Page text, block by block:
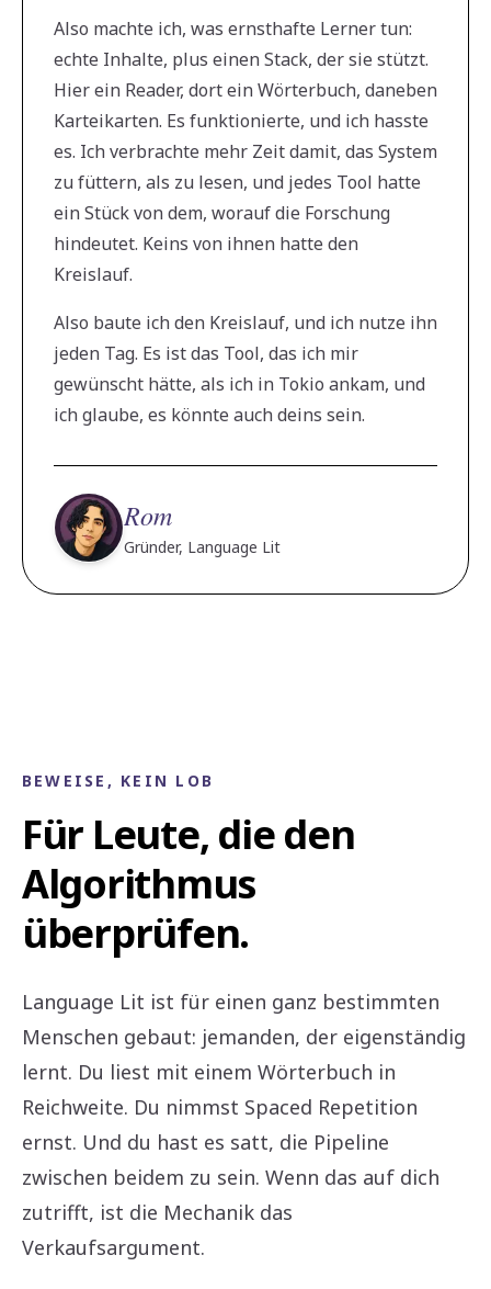
Also machte ich, was ernsthafte Lerner tun:
echte Inhalte, plus einen Stack, der sie stützt.
Hier ein Reader, dort ein Wörterbuch, daneben
Karteikarten. Es funktionierte, und ich hasste
es. Ich verbrachte mehr Zeit damit, das System
zu füttern, als zu lesen, und jedes Tool hatte
ein Stück von dem, worauf die Forschung
hindeutet. Keins von ihnen hatte den
Kreislauf.
Also baute ich den Kreislauf, und ich nutze ihn
jeden Tag. Es ist das Tool, das ich mir
gewünscht hätte, als ich in Tokio ankam, und
ich glaube, es könnte auch deins sein.
Rom
Gründer, Language Lit
BEWEISE, KEIN LOB
Für Leute, die den
Algorithmus
überprüfen.
Language Lit ist für einen ganz bestimmten
Menschen gebaut: jemanden, der eigenständig
lernt. Du liest mit einem Wörterbuch in
Reichweite. Du nimmst Spaced Repetition
ernst. Und du hast es satt, die Pipeline
zwischen beidem zu sein. Wenn das auf dich
zutrifft, ist die Mechanik das
Verkaufsargument.